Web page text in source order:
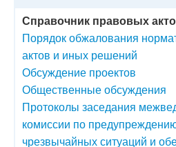
Справочник правовых
Порядок обжалования
актов и иных решений
Обсуждение проектов
Общественные обсуждения
Протоколы заседания
комиссии по
чрезвычайных ситуаций и